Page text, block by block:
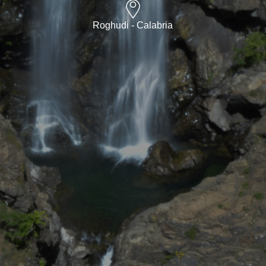
Roghudi - Calabria